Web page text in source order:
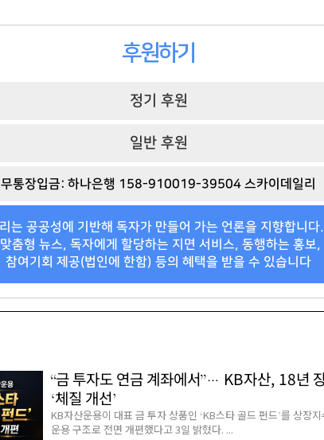
후원하기
정기 후원
일반 후원
무통장입금: 하나은행 158-910019-39504 스카이데일리
는 공공성에 기반해 독자가 만들어 가는 언론을 지향합니다
춤형 뉴스, 독자에게 할당하는 지면 서비스, 동행하는 홍보,
참여기회 제공(법인에 한함) 등의 혜택을 받을 수 있습니다
“금 투자도 연금 계좌에서”… KB자산, 18년
‘체질 개선’
KB자산운용이 대표 금 투자 상품인 ‘KB스타 골드 펀드’를 상장지
운용 구조로 전면 개편했다고 3일 밝혔다. ...